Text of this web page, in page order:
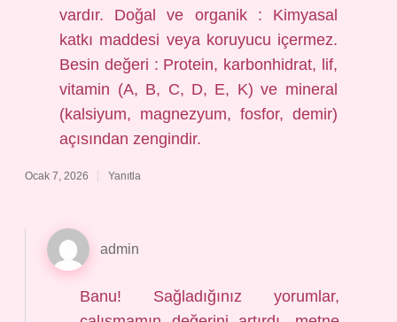
vardır. Doğal ve organik : Kimyasal
katkı maddesi veya koruyucu içermez.
Besin değeri : Protein, karbonhidrat, lif,
vitamin (A, B, C, D, E, K) ve mineral
(kalsiyum, magnezyum, fosfor, demir)
açısından zengindir.
Ocak 7, 2026 Yanıtla
admin
Banu! Sağladığınız yorumlar,